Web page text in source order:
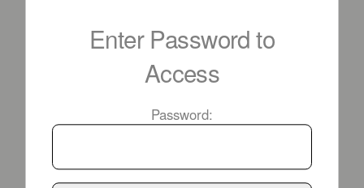
Enter Password to
Access
Password: